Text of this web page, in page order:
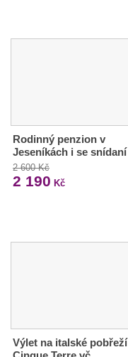
Rodinný penzion v
Jeseníkách i se snídaní
2 600 Kč
2 190 Kč
Výlet na italské pobřeží